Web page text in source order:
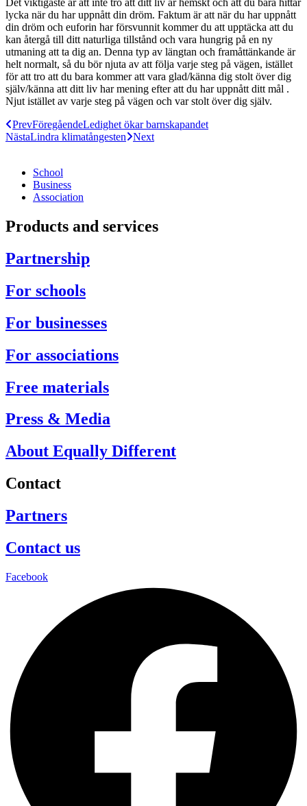
Det viktigaste är att inte tro att ditt liv är hemskt och att du bara hittar
lycka när du har uppnått din dröm. Faktum är att när du har uppnått
din dröm och euforin har försvunnit kommer du att upptäcka att du
kan återgå till ditt naturliga tillstånd och vara hungrig på en ny
utmaning att ta dig an. Denna typ av längtan och framåttänkande är
helt normalt, så du bör njuta av att följa varje steg på vägen, istället
för att tro att du bara kommer att vara glad/känna dig stolt över dig
själv/känna att ditt liv har mening efter att du har uppnått ditt mål .
Njut istället av varje steg på vägen och var stolt över dig själv.
PrevFöregåendeLedighet ökar barnskapandet
NästaLindra klimatångesten Next
School
Business
Association
Products and services
Partnership
For schools
For businesses
For associations
Free materials
Press & Media
About Equally Different
Contact
Partners
Contact us
Facebook